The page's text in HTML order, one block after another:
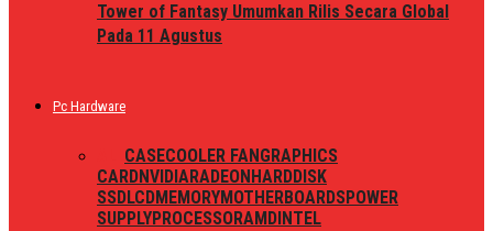
Tower of Fantasy Umumkan Rilis Secara Global
Pada 11 Agustus
Pc Hardware
CASECOOLER FAN GRAPHICS
CARDNVIDIARADEON HARDDISK
SSDLCDMEMORYMOTHERBOARDSPOWER
SUPPLYPROCESSORAMD INTEL